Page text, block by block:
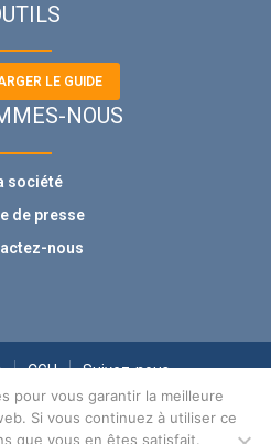
LE GUIDE
NOUS
société
de presse
nous
CGU
Suivez-nous
pour vous garantir la meilleure
Si vous continuez à utiliser ce
que vous en êtes satisfait.